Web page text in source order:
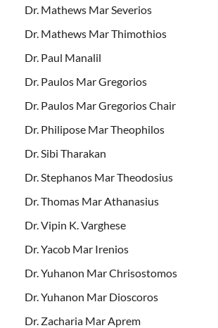
Dr. Mathews Mar Severios
Dr. Mathews Mar Thimothios
Dr. Paul Manalil
Dr. Paulos Mar Gregorios
Dr. Paulos Mar Gregorios Chair
Dr. Philipose Mar Theophilos
Dr. Sibi Tharakan
Dr. Stephanos Mar Theodosius
Dr. Thomas Mar Athanasius
Dr. Vipin K. Varghese
Dr. Yacob Mar Irenios
Dr. Yuhanon Mar Chrisostomos
Dr. Yuhanon Mar Dioscoros
Dr. Zacharia Mar Aprem